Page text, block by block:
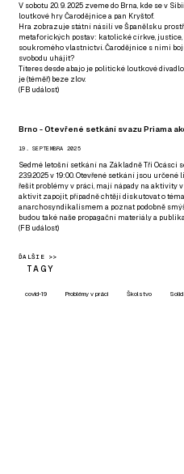
V sobotu 20. 9. 2025 zveme do Brna, kde se v
loutkové hry Čarodějnice a pan Kryštof.
Hra zobrazuje státní násilí ve Španělsku
metaforických postav: katolické církve,
soukromého vlastnictví. Čarodějnice s nimi
svobodu uhájit?
Títeres desde abajo je politické loutkové
je (téměř) beze zlov.
(FB událost)
Brno - Otevřené setkání svazu Priama
19. SEPTEMBRA 2025
Sedmé letošní setkání na Základně Tři Ocásci
23.9.2025 v 19:00. Otevřené setkání jsou
řešit problémy v práci, mají nápady na aktivity
aktivit zapojit, případně chtějí diskutovat o
anarchosyndikalismem a poznat podobně
budou také naše propagační materiály a
(FB událost)
ĎALŠIE >>
TAGY
covid-19 Problémy v práci Školstvo